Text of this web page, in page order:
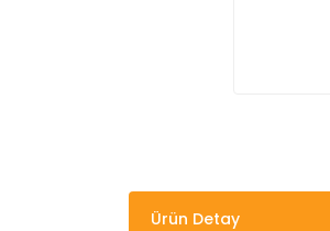
Ürün Detay